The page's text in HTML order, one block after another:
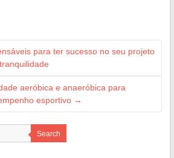
para ter sucesso no seu projeto
aeróbica e anaeróbica para
esportivo →
Search